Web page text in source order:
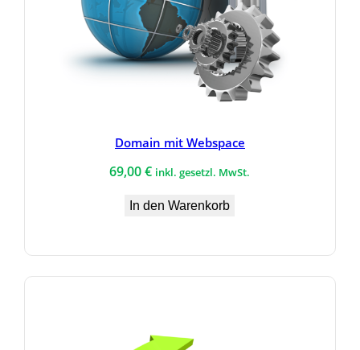
Domain mit Webspace
69,00€ inkl. gesetzl. MwSt.
In den Warenkorb